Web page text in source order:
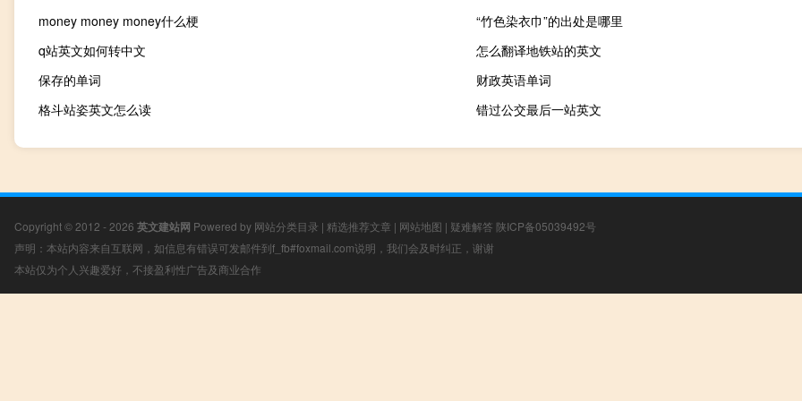
money money money什么梗
“竹色染衣巾”的出处是哪里
q站英文如何转中文
怎么翻译地铁站的英文
保存的单词
财政英语单词
格斗站姿英文怎么读
错过公交最后一站英文
Copyright © 2012 - 2026 英文建站网 Powered by 网站分类目录 | 精选推荐文章 | 网站地图 | 疑难解答 陕ICP备05039492号
声明：本站内容来自互联网，如信息有错误可发邮件到f_fb#foxmail.com说明，我们会及时纠正，谢谢
本站仅为个人兴趣爱好，不接盈利性广告及商业合作